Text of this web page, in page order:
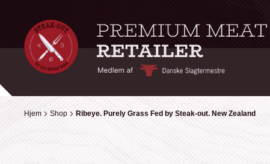
Hjem Shop Ribeye. Purely Grass Fed by Steak-out. New Zealand
Hjem Shop Ribeye. Purely Grass Fed by Steak-out. New Zealand